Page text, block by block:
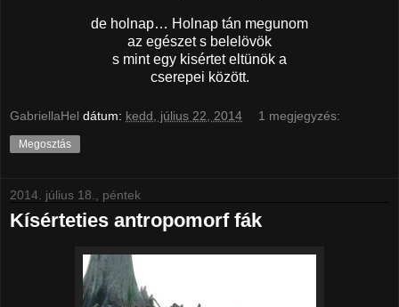
de holnap… Holnap tán megunom
az egészet s belelövök
s mint egy kisértet eltünök a
cserepei között.
GabriellaHel dátum: kedd, július 22, 2014 1 megjegyzés:
Megosztás
2014. július 18., péntek
Kísérteties antropomorf fák